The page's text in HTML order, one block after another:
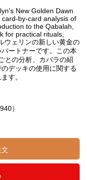
New Golden Dawn
by-card analysis of
to the Qabalah,
for practical rituals,
ウェリンの新しい黄金の
ートナーです。この本
との分析、カバラの紹
デッキの使用に関する
す。
）